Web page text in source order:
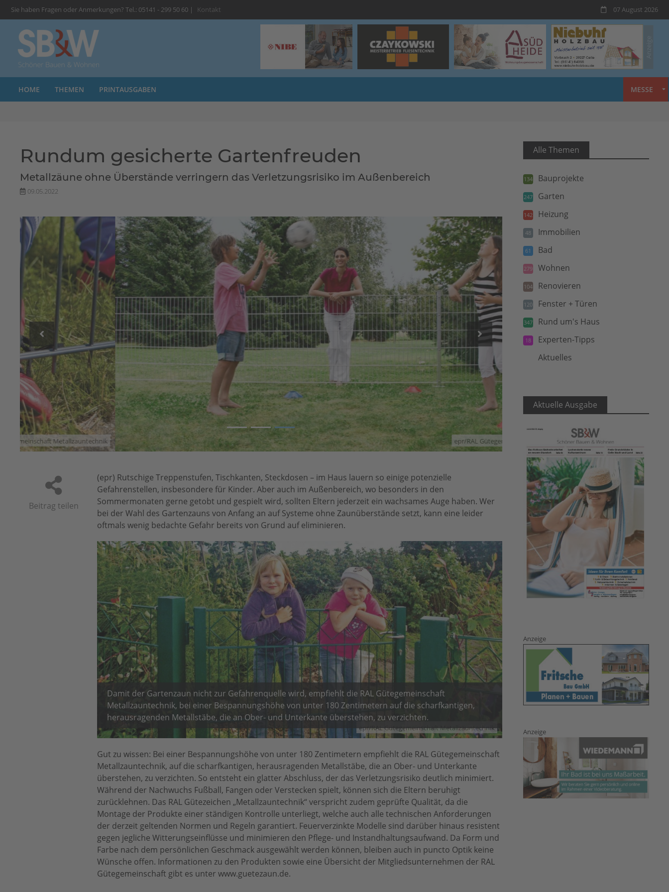
Sie haben Fragen oder Anmerkungen? Tel.: 05141 - 299 50 60 | Kontakt 07 August 2026
HOME THEMEN PRINTAUSGABEN MESSE
Rundum gesicherte Gartenfreuden
Metallzäune ohne Überstände verringern das Verletzungsrisiko im Außenbereich
09.05.2022
epr/RAL Gütegemeinschaft Metallzauntechnik
3
Beitrag teilen
(epr) Rutschige Treppenstufen, Tischkanten, Steckdosen – im Haus lauern so einige potenzielle
Gefahrenstellen, insbesondere für Kinder. Aber auch im Außenbereich, wo besonders in den
Sommermonaten gerne getobt und gespielt wird, sollten Eltern jederzeit ein wachsames Auge haben. Wer
bei der Wahl des Gartenzauns von Anfang an auf Systeme ohne Zaunüberstände setzt, kann eine leider
oftmals wenig bedachte Gefahr bereits von Grund auf eliminieren.
epr/RAL Gütegemeinschaft Metallzauntechnik
Damit der Gartenzaun nicht zur Gefahrenquelle wird, empfiehlt die RAL Gütegemeinschaft
Metallzauntechnik, bei einer Bespannungshöhe von unter 180 Zentimetern auf die scharfkantigen,
herausragenden Metallstäbe, die an Ober- und Unterkante überstehen, zu verzichten.
Gut zu wissen: Bei einer Bespannungshöhe von unter 180 Zentimetern empfiehlt die RAL Gütegemeinschaft
Metallzauntechnik, auf die scharfkantigen, herausragenden Metallstäbe, die an Ober- und Unterkante
überstehen, zu verzichten. So entsteht ein glatter Abschluss, der das Verletzungsrisiko deutlich minimiert.
Während der Nachwuchs Fußball, Fangen oder Verstecken spielt, können sich die Eltern beruhigt
zurücklehnen. Das RAL Gütezeichen „Metallzauntechnik“ verspricht zudem geprüfte Qualität, da die
Montage der Produkte einer ständigen Kontrolle unterliegt, welche auch alle technischen Anforderungen
der derzeit geltenden Normen und Regeln garantiert. Feuerverzinkte Modelle sind darüber hinaus resistent
gegen jegliche Witterungseinflüsse und minimieren den Pflege- und Instandhaltungsaufwand. Da Form und
Farbe nach dem persönlichen Geschmack ausgewählt werden können, bleiben auch in puncto Optik keine
Wünsche offen. Informationen zu den Produkten sowie eine Übersicht der Mitgliedsunternehmen der RAL
Gütegemeinschaft gibt es unter www.guetezaun.de.
Alle Themen
134 Bauprojekte
247 Garten
142 Heizung
48 Immobilien
61 Bad
279 Wohnen
104 Renovieren
120 Fenster + Türen
347 Rund um's Haus
18 Experten-Tipps
Aktuelles
Aktuelle Ausgabe
Anzeige
Anzeige